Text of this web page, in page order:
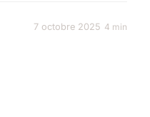
7 octobre 2025 4 min